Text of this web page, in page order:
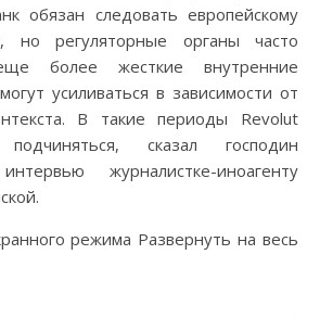
обязан следовать европейскому
но регуляторные органы часто
более жесткие внутренние
усиливаться в зависимости от
В такие периоды Revolut
сказал господин
журналистке-иноагенту
режима Развернуть на весь